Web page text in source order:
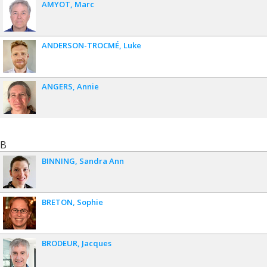
AMYOT Marc
ANDERSON-TROCMÉ Luke
ANGERS Annie
B
BINNING Sandra Ann
BRETON Sophie
BRODEUR Jacques